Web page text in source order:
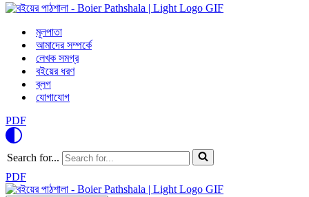
মূলপাতা
আমাদের সম্পর্কে
লেখক সমগ্র
বইয়ের ধরণ
ব্লগ
যোগাযোগ
PDF
Search for...
PDF